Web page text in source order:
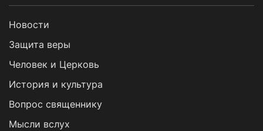
Новости
Защита веры
Человек и Церковь
История и культура
Вопрос священнику
Мысли вслух